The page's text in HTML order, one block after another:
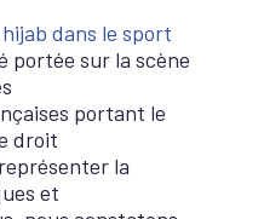
dans le sport
portée sur la scène
portant le
droit
la
et